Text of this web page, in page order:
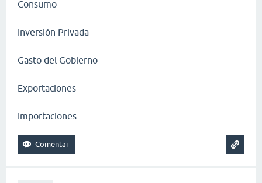
Consumo
Inversión Privada
Gasto del Gobierno
Exportaciones
Importaciones